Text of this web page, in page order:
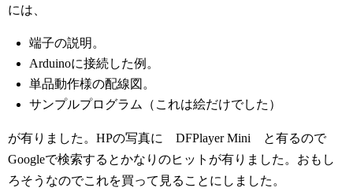
には、
端子の説明。
Arduinoに接続した例。
単品動作様の配線図。
サンプルプログラム（これは絵だけでした）
が有りました。HPの写真に DFPlayer Mini と有るので
Googleで検索するとかなりのヒットが有りました。おもし
ろそうなのでこれを買って見ることにしました。